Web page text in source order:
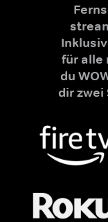
für alle
du
dir